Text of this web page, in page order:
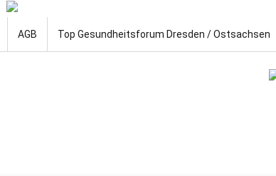
AGB Top Gesundheitsforum Dresden / Ostsachsen